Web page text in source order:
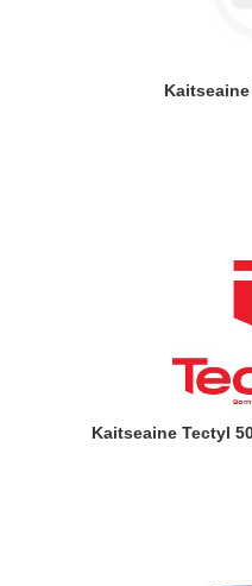
Kaitseaine Tectyl